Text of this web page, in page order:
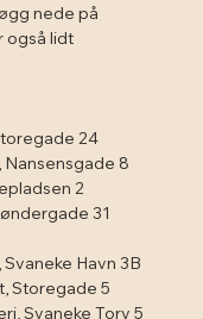
nede på
også lidt
24
8
2
31
Havn 3B
Storegade 5
Svaneke Torv 5